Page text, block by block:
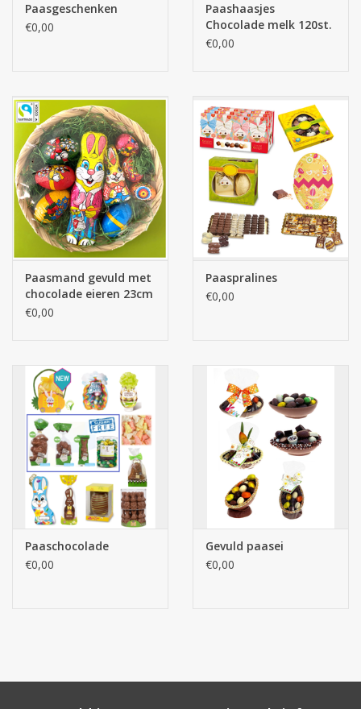
Paasgeschenken
€0,00
Paashaasjes
Chocolade melk 120st.
€0,00
Paasmand gevuld met
chocolade eieren 23cm
€0,00
Paaspralines
€0,00
Paaschocolade
€0,00
Gevuld paasei
€0,00